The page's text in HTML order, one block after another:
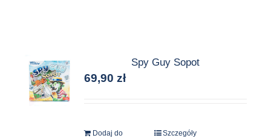
Spy Guy Sopot
69,90zł
Dodaj do
Szczegóły